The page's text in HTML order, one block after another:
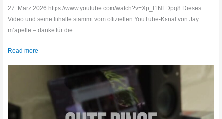
27. März 2026 https://www.youtube.com/watch?v=Xp_I1NEDpq8 Dieses
Video und seine Inhalte stammt vom offiziellen YouTube-Kanal von Jay
m’apelle – danke für die…
Read more